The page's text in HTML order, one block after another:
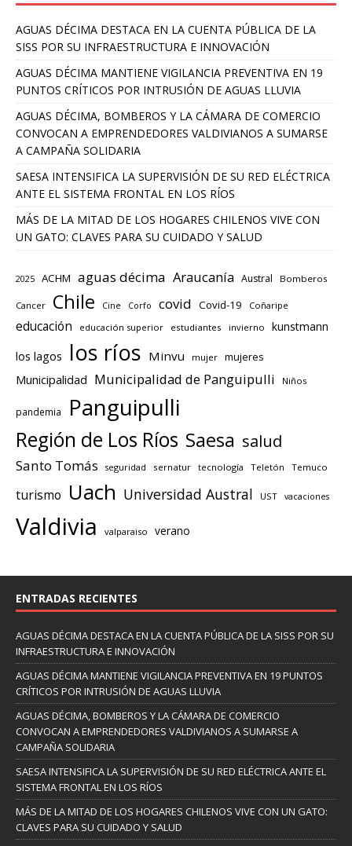
AGUAS DÉCIMA DESTACA EN LA CUENTA PÚBLICA DE LA
SISS POR SU INFRAESTRUCTURA E INNOVACIÓN
AGUAS DÉCIMA MANTIENE VIGILANCIA PREVENTIVA EN 19
PUNTOS CRÍTICOS POR INTRUSIÓN DE AGUAS LLUVIA
AGUAS DÉCIMA, BOMBEROS Y LA CÁMARA DE COMERCIO
CONVOCAN A EMPRENDEDORES VALDIVIANOS A SUMARSE
A CAMPAÑA SOLIDARIA
SAESA INTENSIFICA LA SUPERVISIÓN DE SU RED ELÉCTRICA
ANTE EL SISTEMA FRONTAL EN LOS RÍOS
MÁS DE LA MITAD DE LOS HOGARES CHILENOS VIVE CON
UN GATO: CLAVES PARA SU CUIDADO Y SALUD
2025 ACHM aguas décima Araucanía Austral Bomberos
Cancer Chile Cine Corfo covid Covid-19 Coñaripe
educación educación superior estudiantes invierno kunstmann
los lagos los ríos Minvu mujer mujeres
Municipalidad Municipalidad de Panguipulli Niños
pandemia Panguipulli
Región de Los Ríos Saesa salud
Santo Tomás seguridad sernatur tecnología Teletón Temuco
turismo Uach Universidad Austral UST vacaciones
Valdivia valparaiso verano
ENTRADAS RECIENTES
AGUAS DÉCIMA DESTACA EN LA CUENTA PÚBLICA DE LA SISS POR SU
INFRAESTRUCTURA E INNOVACIÓN
AGUAS DÉCIMA MANTIENE VIGILANCIA PREVENTIVA EN 19 PUNTOS
CRÍTICOS POR INTRUSIÓN DE AGUAS LLUVIA
AGUAS DÉCIMA, BOMBEROS Y LA CÁMARA DE COMERCIO
CONVOCAN A EMPRENDEDORES VALDIVIANOS A SUMARSE A
CAMPAÑA SOLIDARIA
SAESA INTENSIFICA LA SUPERVISIÓN DE SU RED ELÉCTRICA ANTE EL
SISTEMA FRONTAL EN LOS RÍOS
MÁS DE LA MITAD DE LOS HOGARES CHILENOS VIVE CON UN GATO:
CLAVES PARA SU CUIDADO Y SALUD